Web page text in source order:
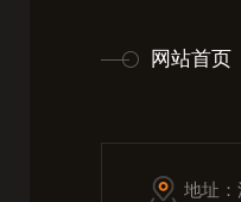
网站首页
地址